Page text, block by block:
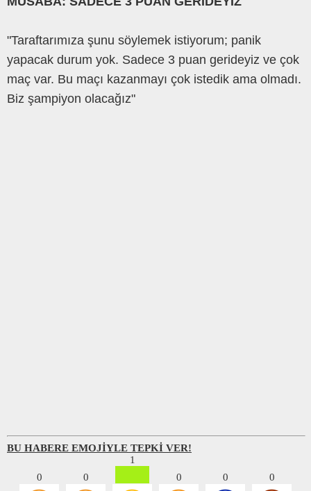
"Taraftarımıza şunu söylemek istiyorum; panik
yapacak durum yok. Sadece 3 puan gerideyiz ve çok
maç var. Bu maçı kazanmayı çok istedik ama olmadı.
Biz şampiyon olacağız"
BU HABERE EMOJİYLE TEPKİ VER!
0 0
1
0
0 0